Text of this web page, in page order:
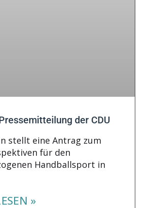
der CDU
stellt eine Antrag zum
für den
Handballsport in
»